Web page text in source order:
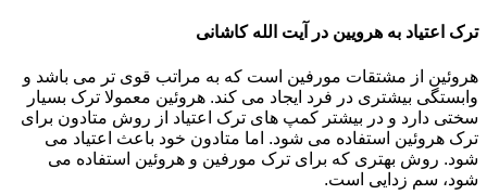
ترک اعتیاد به هرویین در آیت الله کاشانی
هروئین از مشتقات مورفین است که به مراتب قوی تر می باشد و
وابستگی بیشتری در فرد ایجاد می کند. هروئین معمولا ترک بسیار
سختی دارد و در بیشتر کمپ های ترک اعتیاد از روش متادون برای
ترک هروئین استفاده می شود. اما متادون خود باعث اعتیاد می
شود. روش بهتری که برای ترک مورفین و هروئین استفاده می
شود، سم زدایی است.